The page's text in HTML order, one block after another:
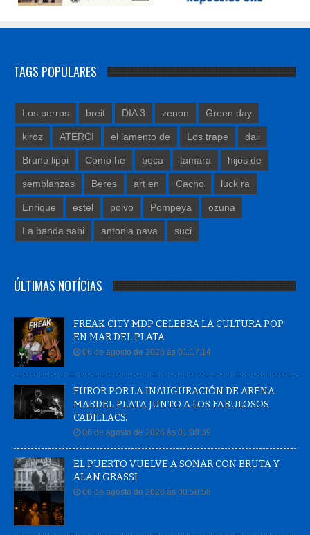
TAGS POPULARES
Los perros breit DIA 3 zenon Green day
kiroz ATERCI el lamento de Los trape dali
Bruno lippi Como he beca tamara hijos de
semblanzas Beres art en Cacho luck ra
Enrique estel polvo Pompeya ozuna
La banda sabi antonia nava suci
ÚLTIMAS NOTÍCIAS
FREAK CITY MDP CELEBRA LA CULTURA POP
EN MAR DEL PLATA
06 de agosto de 2026 às 01:17:14
FUROR POR LA INAUGURACIÓN DE ARENA
MARDEL PLATA JUNTO A LOS FABULOSOS
CADILLACS.
06 de agosto de 2026 às 01:08:39
EL PUERTO VUELVE A SONAR CON BRUTA Y
ALAN GRASSI
06 de agosto de 2026 às 00:56:58